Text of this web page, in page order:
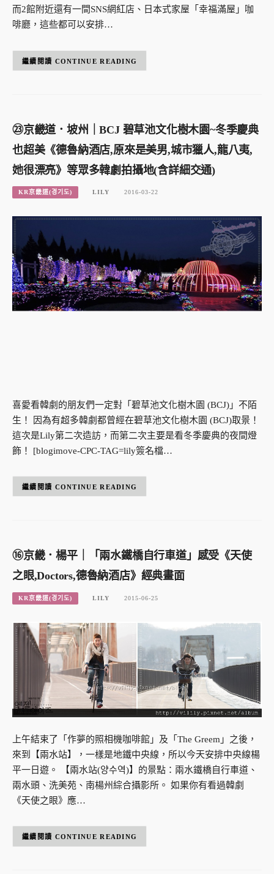
而2館附近還有一間SNS網紅店、日本式家屋「幸福滿屋」咖
啡廳，這些都可以安排…
CONTINUE READING
㉓京畿道．坡州｜BCJ 碧草池文化樹木園~冬季慶典
也超美《德魯納酒店,原來是美男,城市獵人,龍八夷,
她很漂亮》等眾多韓劇拍攝地(含詳細交通)
KR京畿道(경기도) LILY 2016-03-22
喜愛看韓劇的朋友們一定對「碧草池文化樹木園 (BCJ)」不陌
生！ 因為有超多韓劇都曾經在碧草池文化樹木園 (BCJ)取景！
這次是Lily第二次造訪，而第二次主要是看冬季慶典的夜間燈
飾！ [blogimove-CPC-TAG=lily簽名檔…
CONTINUE READING
⑯京畿．楊平｜「兩水鐵橋自行車道」感受《天使
之眼,Doctors,德魯納酒店》經典畫面
KR京畿道(경기도) LILY 2015-06-25
上午結束了「作夢的照相機咖啡館」及「The Greem」之後，
來到【兩水站】，一樣是地鐵中央線，所以今天安排中央線楊
平一日遊。 【兩水站(양수역)】的景點：兩水鐵橋自行車道、
兩水頭、洗美苑、南楊州綜合攝影所。 如果你有看過韓劇
《天使之眼》應…
CONTINUE READING